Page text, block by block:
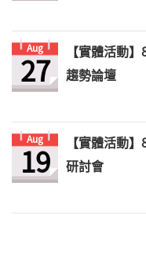
Aug
27
【實體活動
趨勢論壇
Aug
19
【實體活動
研討會